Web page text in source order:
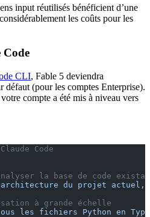
input réutilisés bénéficient d’une
les coûts pour les
Code
CLI, Fable 5 deviendra
défaut (pour les comptes Enterprise).
compte a été mis à niveau vers
Code
la base de code
du projet actuel,
à grande échelle
les fichiers Python en